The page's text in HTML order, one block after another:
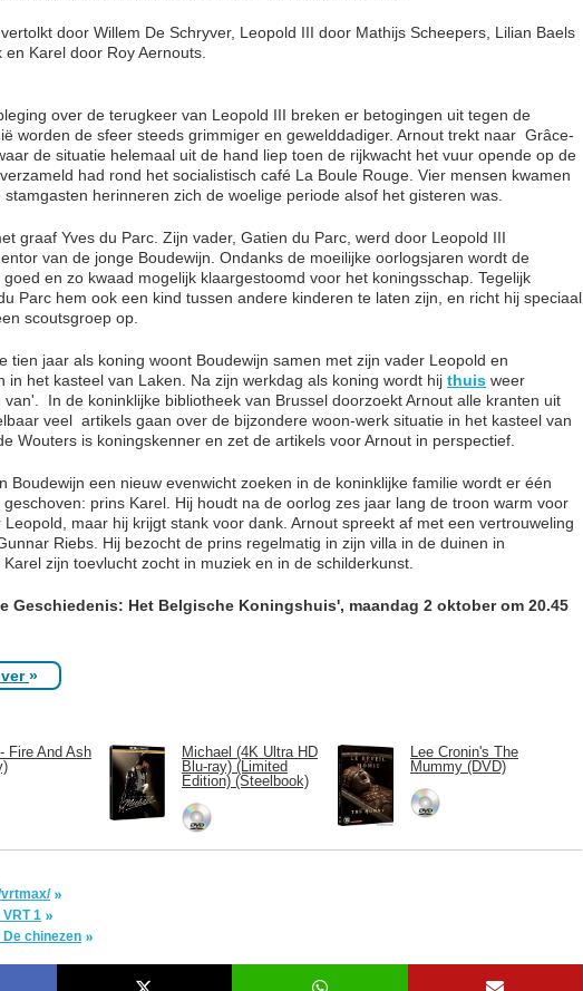
door Willem De Schryver, Leopold III door Mathijs Scheepers, Lilian Baels
Karel door Roy Aernouts.
over de terugkeer van Leopold III breken er betogingen uit tegen de
worden de sfeer steeds grimmiger en gewelddadiger. Arnout trekt naar ​ Grâce-
de situatie helemaal uit de hand liep toen de rijkwacht het vuur opende op de
had rond het socialistisch café La Boule Rouge. Vier mensen kwamen
herinneren zich de woelige periode alsof het gisteren was.
graaf Yves du Parc. Zijn vader, Gatien du Parc, werd door Leopold III
van de jonge Boudewijn. Ondanks de moeilijke oorlogsjaren wordt de
en zo kwaad mogelijk klaargestoomd voor het koningsschap. Tegelijk
Parc hem ook een kind tussen andere kinderen te laten zijn, en richt hij speciaal
scoutsgroep op.
tien jaar als koning woont Boudewijn samen met zijn vader Leopold en
in het kasteel van Laken. Na zijn werkdag als koning wordt hij thuis weer
In de koninklijke bibliotheek van Brussel doorzoekt Arnout alle kranten uit
veel ​ artikels gaan over de bijzondere woon-werk situatie in het kasteel van
Wouters is koningskenner en zet de artikels voor Arnout in perspectief.
Boudewijn een nieuw evenwicht zoeken in de koninklijke familie wordt er één
prins Karel. Hij houdt na de oorlog zes jaar lang de troon warm voor
maar hij krijgt stank voor dank. Arnout spreekt af met een vertrouweling
Riebs. Hij bezocht de prins regelmatig in zijn villa in de duinen in
zijn toevlucht zocht in muziek en in de schilderkunst.
Geschiedenis: Het Belgische Koningshuis', maandag 2 oktober om 20.45
»
Fire And Ash
Michael (4K Ultra HD
Blu-ray) (Limited
Edition) (Steelbook)
Lee Cronin's The
Mummy (DVD)
1
chinezen